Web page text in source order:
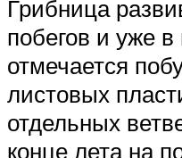
Грибница
побегов и уже
отмечается
листовых
отдельных
конце лета на